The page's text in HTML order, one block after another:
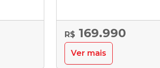
R$ 169.990
Ver mais